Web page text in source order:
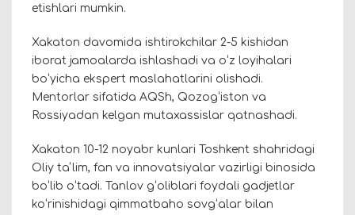
etishlari mumkin.
Xakaton davomida ishtirokchilar 2-5 kishidan
iborat jamoalarda ishlashadi va oʻz loyihalari
boʻyicha ekspert maslahatlarini olishadi.
Mentorlar sifatida AQSh, Qozogʻiston va
Rossiyadan kelgan mutaxassislar qatnashadi.
Xakaton 10-12 noyabr kunlari Toshkent shahridagi
Oliy taʼlim, fan va innovatsiyalar vazirligi binosida
boʻlib oʻtadi. Tanlov gʻoliblari foydali gadjetlar
koʻrinishidagi qimmatbaho sovgʻalar bilan